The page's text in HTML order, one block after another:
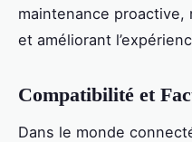
maintenance
et améliorant
Compatibilité et
Dans le monde connecté